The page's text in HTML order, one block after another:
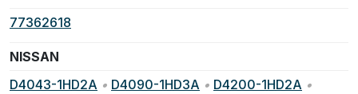
77362618
NISSAN
D4043-1HD2A • D4090-1HD3A • D4200-1HD2A •